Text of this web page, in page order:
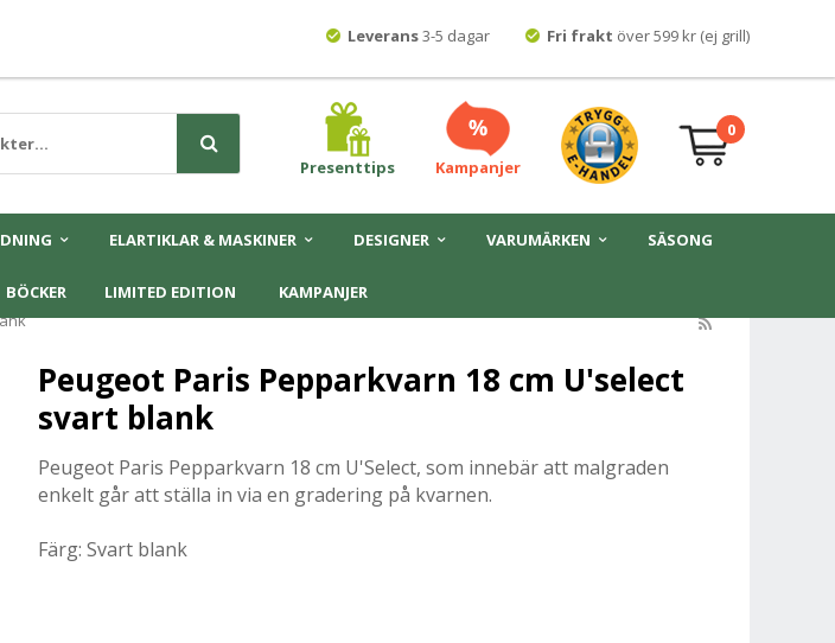
Leverans3-5 dagar Fri frakt över 599 kr (ej grill)
Presenttips Kampanjer
0
ELARTIKLAR & MASKINER DESIGNER VARUMÄRKEN SÄSONG
BÖCKER LIMITED EDITION
KAMPANJER
Peugeot Paris Pepparkvarn 18 cm U'select
svart blank
Peugeot Paris Pepparkvarn 18 cm U'Select, som innebär att malgraden
enkelt går att ställa in via en gradering på kvarnen.
Färg: Svart blank